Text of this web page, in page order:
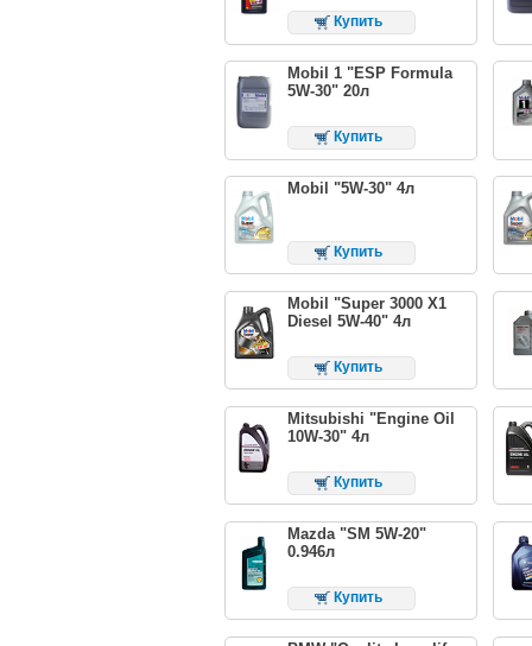
Купить
Mobil 1 "ESP Formula
5W-30" 20л
Купить
Mobil "5W-30" 4л
Купить
Mobil "Super 3000 X1
Diesel 5W-40" 4л
Купить
Mitsubishi "Engine Oil
10W-30" 4л
Купить
Mazda "SM 5W-20"
0.946л
Купить